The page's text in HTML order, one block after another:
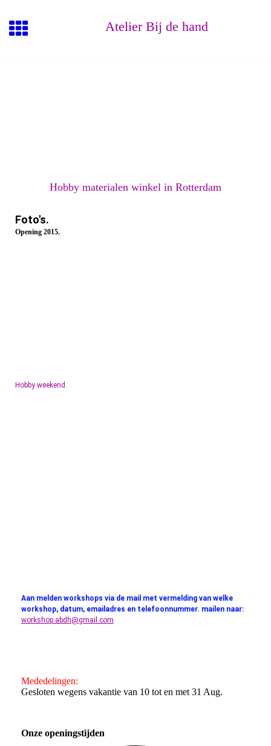
Atelier Bij de hand
Hobby materialen winkel in Rotterdam
Foto's.
Opening 2015.
Hobby weekend.
Aan melden workshops via de mail met vermelding van welke
workshop, datum, emailadres en telefoonnummer. mailen naar:
workshop.abdh@gmail.com
Mededelingen:
Gesloten wegens vakantie van 10 tot en met 31 Aug.
Onze openingstijden